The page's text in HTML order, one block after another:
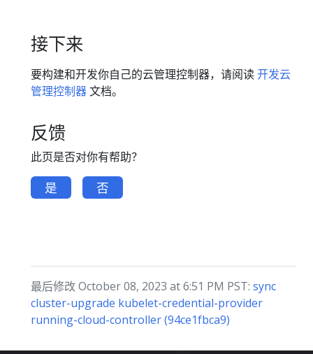
接下来
要构建和开发你自己的云管理控制器，请阅读开发云
管理控制器文档。
反馈
此页是否对你有帮助？
是 否
最后修改 October 08, 2023 at 6:51 PM PST: sync
cluster-upgrade kubelet-credential-provider
running-cloud-controller (94ce1fbca9)